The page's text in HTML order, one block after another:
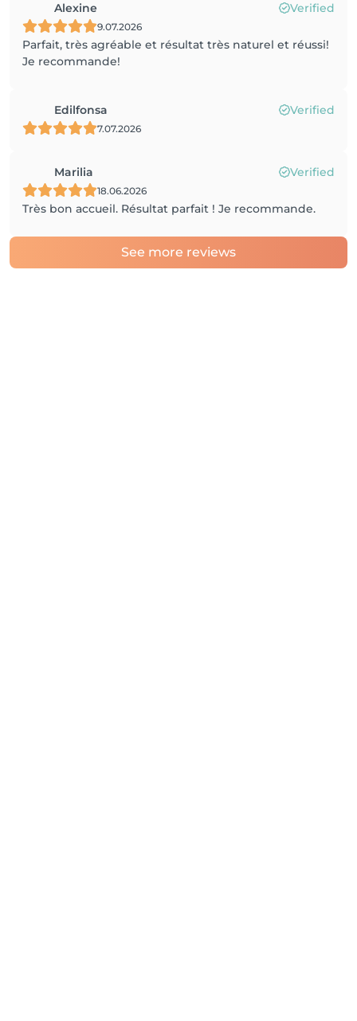
Alexine Verified
9.07.2026
Parfait, très agréable et résultat très naturel et réussi!
Je recommande!
Edilfonsa Verified
7.07.2026
Marilia Verified
18.06.2026
Très bon accueil. Résultat parfait ! Je recommande.
See more reviews